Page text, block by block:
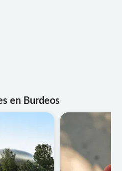
en Burdeos